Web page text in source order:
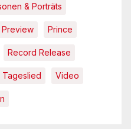
& Porträts
Preview Prince
Record Release
Tageslied Video